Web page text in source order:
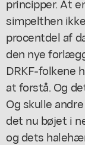
simpelthen
procentdel af
den nye
DRKF-folkene
at forstå. Og
Og skulle
det nu bøjet i
og dets